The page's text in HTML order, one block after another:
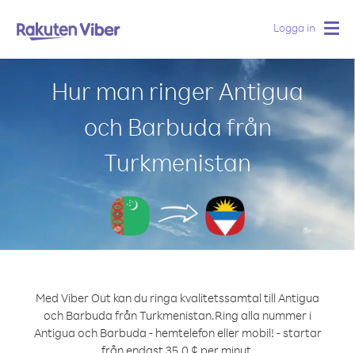
Logga in
Hur man ringer Antigua
och Barbuda från
Turkmenistan
Med Viber Out kan du ringa kvalitetssamtal till Antigua
och Barbuda från Turkmenistan.Ring alla nummer i
Antigua och Barbuda - hemtelefon eller mobil! - startar